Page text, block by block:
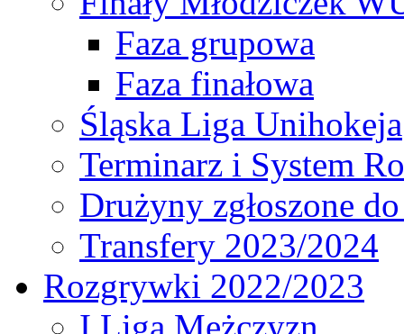
Faza grupowa
Faza finałowa
Śląska Liga Unihokeja
Terminarz i System
Drużyny zgłoszone
Transfery 2023/2024
Rozgrywki 2022/2023
I Liga Mężczyzn